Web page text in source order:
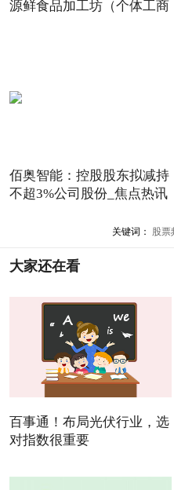
源鲜食品加工坊（个体工商
佰奥智能：控股股东拟减持
不超3%公司股份_焦点热讯
关键词： 股票
大家还在看
百事通！布局光伏行业，选
对指数很重要